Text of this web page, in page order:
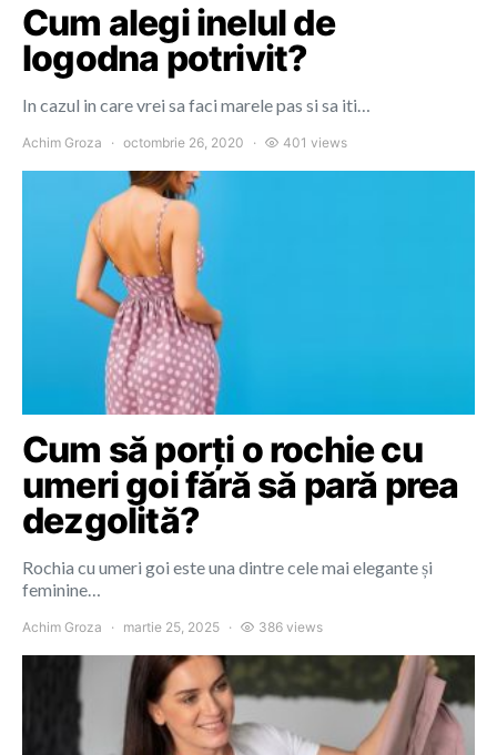
Cum alegi inelul de
logodna potrivit?
In cazul in care vrei sa faci marele pas si sa iti…
Achim Groza octombrie 26, 2020 401 views
Cum să porți o rochie cu
umeri goi fără să pară prea
dezgolită?
Rochia cu umeri goi este una dintre cele mai elegante și
feminine…
Achim Groza martie 25, 2025 386 views